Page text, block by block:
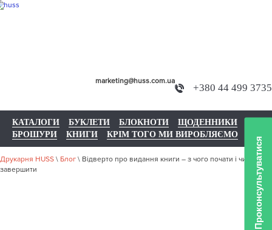
+380 44 499 3735
marketing@huss.com.ua
КАТАЛОГИ БУКЛЕТИ БЛОКНОТИ
ЩОДЕННИКИ
БРОШУРИ
КНИГИ КРІМ ТОГО МИ ВИРОБЛЯЄМО
Друкарня HUSS \ Блог \ Відверто про видання книги – з чого почати і чим
завершити
Проконсультуватися